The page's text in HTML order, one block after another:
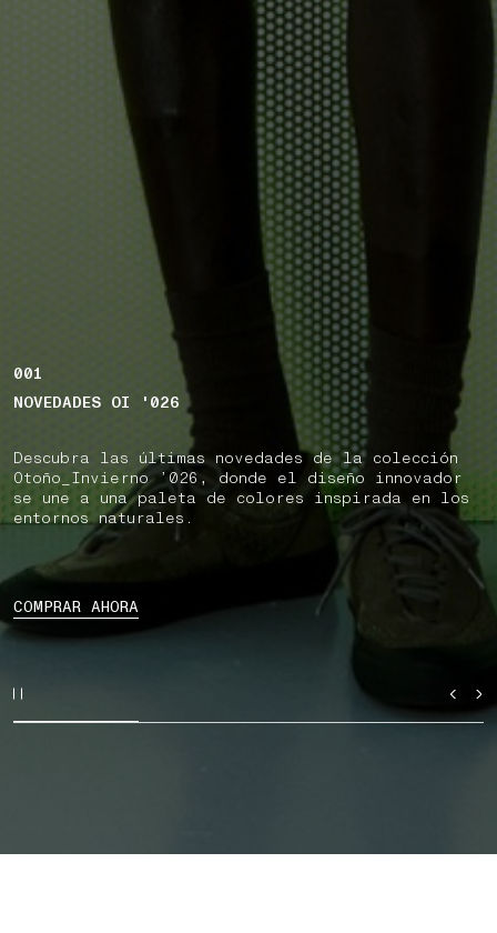
001
NOVEDADES OI '026
Descubra las últimas novedades de la colección
Otoño_Invierno ’026, donde el diseño innovador
se une a una paleta de colores inspirada en los
entornos naturales.
COMPRAR AHORA